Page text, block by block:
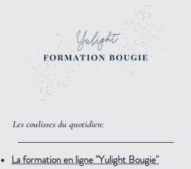
Les coulisses du quotidien:
La formation en ligne "Yulight Bougie"